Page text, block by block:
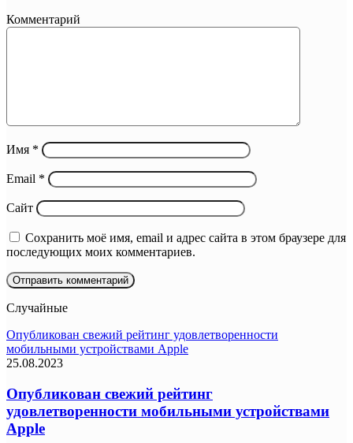
Комментарий
Имя *
Email *
Сайт
Сохранить моё имя, email и адрес сайта в этом браузере для
последующих моих комментариев.
Случайные
Опубликован свежий рейтинг удовлетворенности
мобильными устройствами Apple
25.08.2023
Опубликован свежий рейтинг
удовлетворенности мобильными устройствами
Apple